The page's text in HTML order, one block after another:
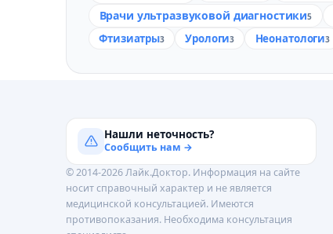
Врачи ультразвуковой диагностики5
Фтизиатры3 Урологи3 Неонатологи3
Нашли неточность?
Сообщить нам →
© 2014-2026 Лайк.Доктор. Информация на сайте
носит справочный характер и не является
медицинской консультацией. Имеются
противопоказания. Необходима консультация